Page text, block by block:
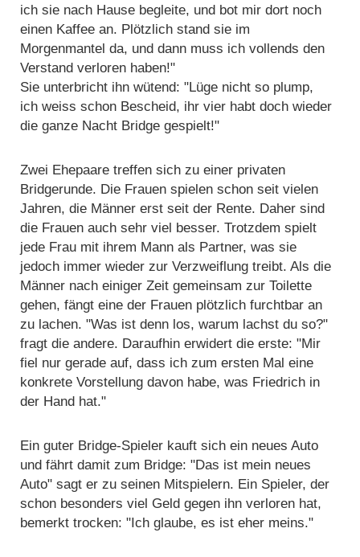
ich sie nach Hause begleite, und bot mir dort noch
einen Kaffee an. Plötzlich stand sie im
Morgenmantel da, und dann muss ich vollends den
Verstand verloren haben!"
Sie unterbricht ihn wütend: "Lüge nicht so plump,
ich weiss schon Bescheid, ihr vier habt doch wieder
die ganze Nacht Bridge gespielt!"
Zwei Ehepaare treffen sich zu einer privaten
Bridgerunde. Die Frauen spielen schon seit vielen
Jahren, die Männer erst seit der Rente. Daher sind
die Frauen auch sehr viel besser. Trotzdem spielt
jede Frau mit ihrem Mann als Partner, was sie
jedoch immer wieder zur Verzweiflung treibt. Als die
Männer nach einiger Zeit gemeinsam zur Toilette
gehen, fängt eine der Frauen plötzlich furchtbar an
zu lachen. "Was ist denn los, warum lachst du so?"
fragt die andere. Daraufhin erwidert die erste: "Mir
fiel nur gerade auf, dass ich zum ersten Mal eine
konkrete Vorstellung davon habe, was Friedrich in
der Hand hat."
Ein guter Bridge-Spieler kauft sich ein neues Auto
und fährt damit zum Bridge: "Das ist mein neues
Auto" sagt er zu seinen Mitspielern. Ein Spieler, der
schon besonders viel Geld gegen ihn verloren hat,
bemerkt trocken: "Ich glaube, es ist eher meins."